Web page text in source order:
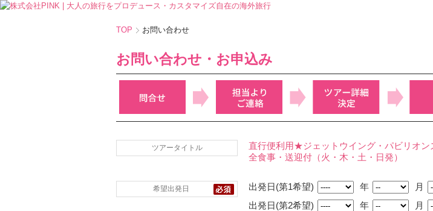
TOP お問い合わせ
お問い合わせ・お申込み
ツアータイトル
直行便利用★ジェットウイング・パビリオン
全食事・送迎付（火・木・土・日発）
希望出発日 出発日(第1希望) 年 月
出発日(第2希望)
年 月